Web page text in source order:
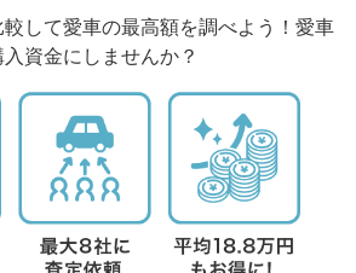
して愛車の最高額を調べよう！愛車
資金にしませんか？